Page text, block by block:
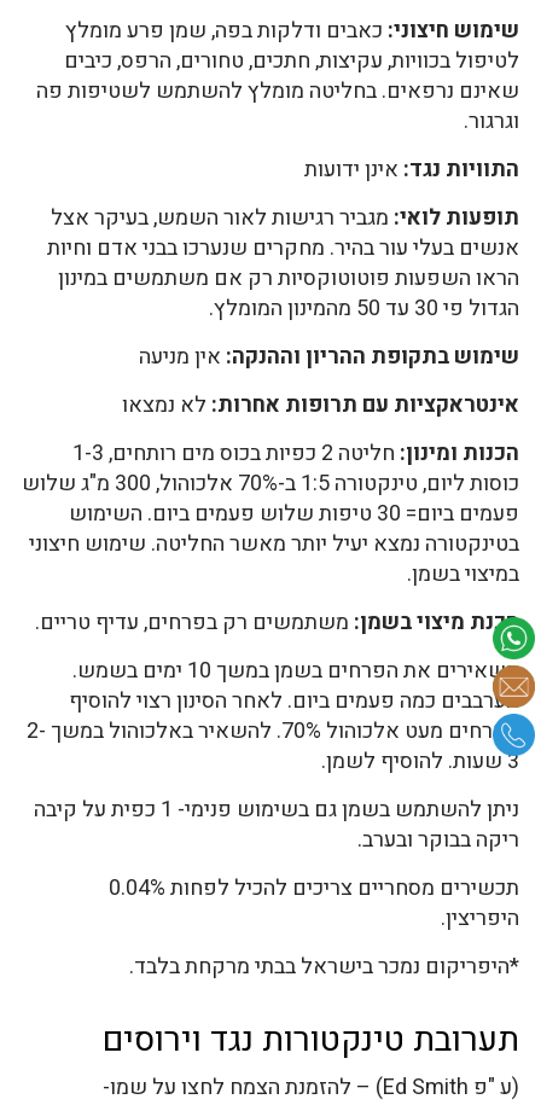
שימוש חיצוני: כאבים ודלקות בפה, שמן פרע מומלץ
לטיפול בכוויות, עקיצות, חתכים, טחורים, הרפס, כיבים
שאינם נרפאים. בחליטה מומלץ להשתמש לשטיפות פה
וגרגור.
התוויות נגד: אינן ידועות
תופעות לואי: מגביר רגישות לאור השמש, בעיקר אצל
אנשים בעלי עור בהיר. מחקרים שנערכו בבני אדם וחיות
הראו השפעות פוטוטוקסיות רק אם משתמשים במינון
הגדול פי 30 עד 50 מהמינון המומלץ.
שימוש בתקופת ההריון וההנקה: אין מניעה
אינטראקציות עם תרופות אחרות: לא נמצאו
הכנות ומינון:
חליטה 2 כפיות בכוס מים רותחים, 1-3
כוסות ליום, טינקטורה 1:5 ב-70% אלכוהול, 300 מ"ג שלוש
פעמים ביום= 30 טיפות שלוש פעמים ביום. השימוש
בטינקטורה נמצא יעיל יותר מאשר החליטה. שימוש חיצוני
במיצוי בשמן.
הכנת מיצוי בשמן: משתמשים רק בפרחים, עדיף טריים.
משאירים את הפרחים בשמן במשך 10 ימים בשמש.
מערבבים כמה פעמים ביום. לאחר הסינון רצוי להוסיף
לפרחים מעט אלכוהול 70%. להשאיר באלכוהול במשך 2-
3 שעות. להוסיף לשמן.
ניתן להשתמש בשמן גם בשימוש פנימי- 1 כפית על קיבה
ריקה בבוקר ובערב.
תכשירים מסחריים צריכים להכיל לפחות 0.04%
היפריצין.
*היפריקום נמכר בישראל בבתי מרקחת בלבד.
תערובת טינקטורות נגד וירוסים
(ע "פ Ed Smith) – להזמנת הצמח לחצו על שמו-